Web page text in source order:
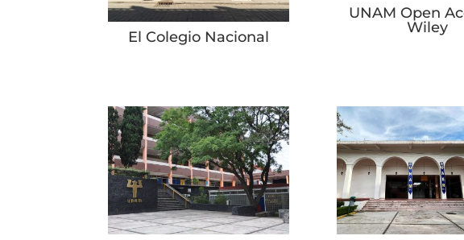
El Colegio Nacional
UNAM Open
Wiley